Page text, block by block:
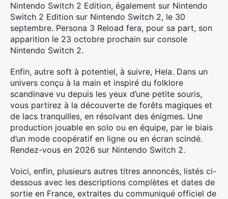
Nintendo Switch 2 Edition, également sur Nintendo
Switch 2 Edition sur Nintendo Switch 2, le 30
septembre. Persona 3 Reload fera, pour sa part, son
apparition le 23 octobre prochain sur console
Nintendo Switch 2.
Enfin, autre soft à potentiel, à suivre, Hela. Dans un
univers conçu à la main et inspiré du folklore
scandinave vu depuis les yeux d’une petite souris,
vous partirez à la découverte de forêts magiques et
de lacs tranquilles, en résolvant des énigmes. Une
production jouable en solo ou en équipe, par le biais
d’un mode coopératif en ligne ou en écran scindé.
Rendez-vous en 2026 sur Nintendo Switch 2.
Voici, enfin, plusieurs autres titres annoncés, listés ci-
dessous avec les descriptions complètes et dates de
sortie en France, extraites du communiqué officiel de